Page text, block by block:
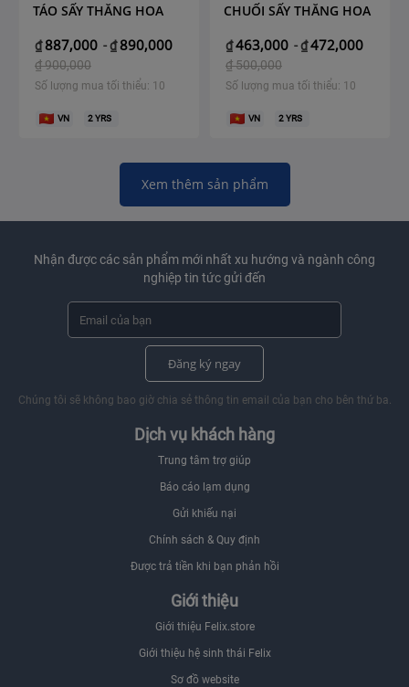
TÁO SẤY THĂNG HOA
₫ 887,000 -₫ 890,000
₫900,000
Số lượng mua tối thiểu: 10
VN 2YRS
CHUỐI SẤY THĂNG HOA
₫463,000 -₫472,000
₫500,000
Số lượng mua tối thiểu: 10
VN 2YRS
Xem thêm sản phẩm
Nhận được các sản phẩm mới nhất xu hướng và ngành công
nghiệp tin tức gửi đến
Đăng ký ngay
Chúng tôi sẽ không bao giờ chia sẻ thông tin email của bạn cho bên thứ ba.
Dịch vụ khách hàng
Trung tâm trợ giúp
Báo cáo lạm dụng
Gửi khiếu nại
Chính sách & Quy định
Được trả tiền khi bạn phản hồi
Giới thiệu
Giới thiệu Felix.store
Giới thiệu hệ sinh thái Felix
Sơ đồ website